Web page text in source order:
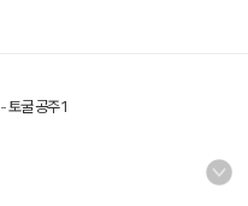
-토굴 공주 1